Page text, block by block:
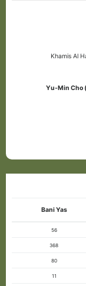
Khamis Al
Yu-Min Cho
Bani Yas
56
368
80
11